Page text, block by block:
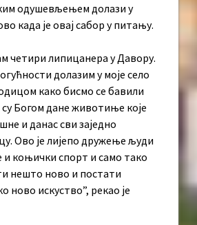
одушевљењем долази у
када је овај сабор у питању.
четири липицанера у Давору.
долазим у моје село
како бисмо се бавили
Богом дане животиње које
и данас сви заједно
Ово је лијепо дружење људи
и коњички спорт и само тако
нешто ново и постати
ново искуство”, рекао је